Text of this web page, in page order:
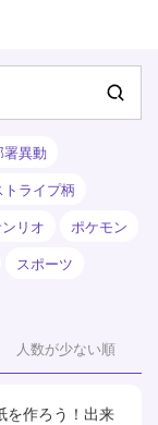
異動
トライプ柄
リオ
ポケモン
スポーツ
人数が少ない順
作ろう！ 出来